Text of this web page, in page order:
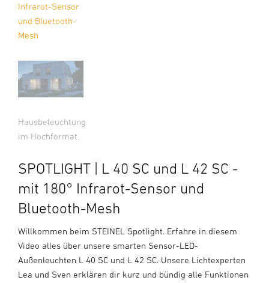
Infrarot-Sensor
und Bluetooth-
Mesh
Hausbeleuchtung
im Hochformat.
SPOTLIGHT | L 40 SC und L 42 SC -
mit 180° Infrarot-Sensor und
Bluetooth-Mesh
Willkommen beim STEINEL Spotlight. Erfahre in diesem
Video alles über unsere smarten Sensor-LED-
Außenleuchten L 40 SC und L 42 SC. Unsere Lichtexperten
Lea und Sven erklären dir kurz und bündig alle Funktionen